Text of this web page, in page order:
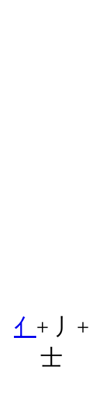
亻 + 丿+
士